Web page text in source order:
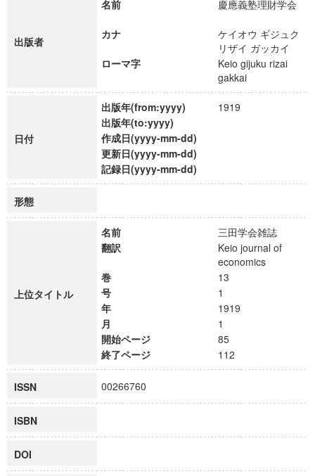
出版者
名前 慶應義塾理財学会
カナ
ケイオウ ギジュク
リザイ ガッカイ
ローマ字
Keio gijuku rizai
gakkai
日付
出版年(from:yyyy)
1919
出版年(to:yyyy)
作成日(yyyy-mm-dd)
更新日(yyyy-mm-dd)
記録日(yyyy-mm-dd)
形態
上位タイトル
名前
三田学会雑誌
翻訳
Keio journal of
economics
巻
13
号
1
年
1919
月
1
開始ページ
85
終了ページ
112
ISSN 00266760
ISBN
DOI